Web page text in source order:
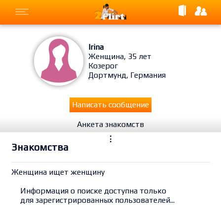
Irina
Женщина, 35 лет
Козерог
Дортмунд, Германия
Написать сообщение
Анкета знакомств
⋮
Знакомства
Женщина ищет женщину
Информация о поиске доступна только
для зарегистрированных пользователей...